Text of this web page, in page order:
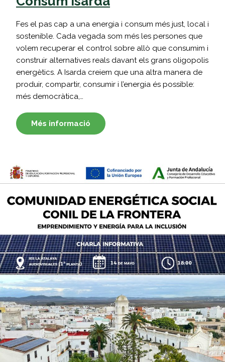
Fes el pas cap a una energia i consum més just, local i
sostenible. Cada vegada som més les persones que
volem recuperar el control sobre allò que consumim i
construir alternatives reals davant els grans oligopolis
energètics. A Isarda creiem que una altra manera de
produir, compartir, consumir i l’energia és possible:
més democràtica,…
Més informació